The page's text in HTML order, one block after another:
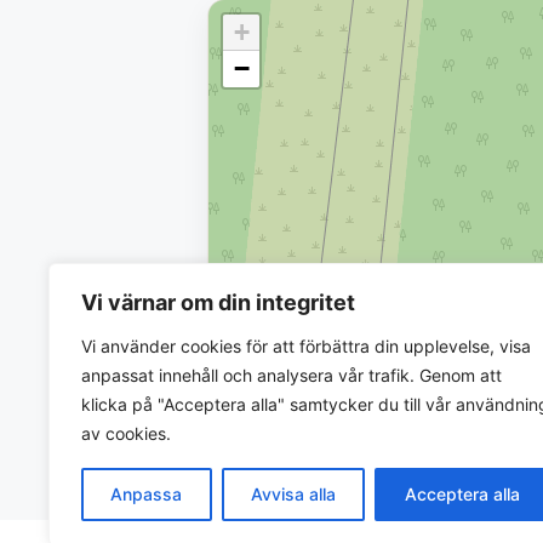
Vi värnar om din integritet
Vi använder cookies för att förbättra din upplevelse, visa
anpassat innehåll och analysera vår trafik. Genom att
klicka på "Acceptera alla" samtycker du till vår
av cookies.
Anpassa Avvisa alla Acceptera alla
+
−